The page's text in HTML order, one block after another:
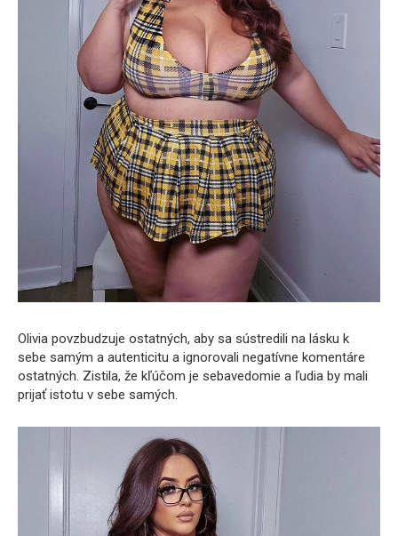
Olivia povzbudzuje ostatných, aby sa sústredili na lásku k
sebe samým a autenticitu a ignorovali negatívne komentáre
ostatných. Zistila, že kľúčom je sebavedomie a ľudia by mali
prijať istotu v sebe samých.